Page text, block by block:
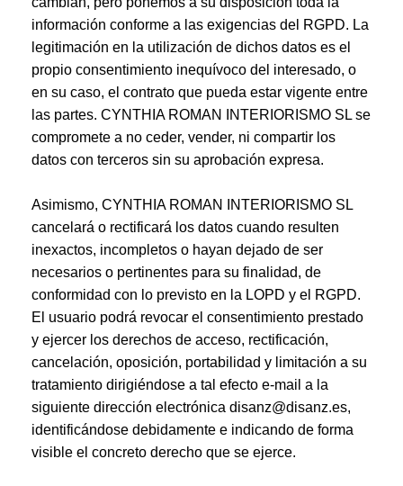
información conforme a las exigencias del RGPD. La
legitimación en la utilización de dichos datos es el
propio consentimiento inequívoco del interesado, o
en su caso, el contrato que pueda estar vigente entre
las partes. CYNTHIA ROMAN INTERIORISMO SL se
compromete a no ceder, vender, ni compartir los
datos con terceros sin su aprobación expresa.
Asimismo, CYNTHIA ROMAN INTERIORISMO SL
cancelará o rectificará los datos cuando resulten
inexactos, incompletos o hayan dejado de ser
necesarios o pertinentes para su finalidad, de
conformidad con lo previsto en la LOPD y el RGPD.
El usuario podrá revocar el consentimiento prestado
y ejercer los derechos de acceso, rectificación,
cancelación, oposición, portabilidad y limitación a su
tratamiento dirigiéndose a tal efecto e-mail a la
siguiente dirección electrónica disanz@disanz.es,
identificándose debidamente e indicando de forma
visible el concreto derecho que se ejerce.